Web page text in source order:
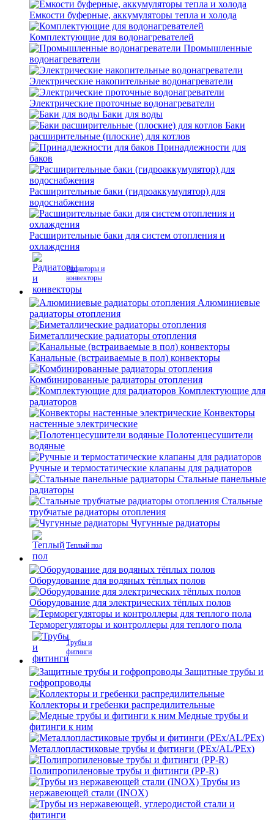
Емкости буферные, аккумуляторы тепла и холода
Комплектующие для водонагревателей
Промышленные
водонагреватели
Электрические накопительные водонагреватели
Электрические проточные водонагреватели
Баки для воды
Баки
расширительные (плоские) для котлов
Принадлежности для
баков
Расширительные баки (гидроаккумулятор) для
водоснабжения
Расширительные баки для систем отопления и
охлаждения
Радиаторы и
конвекторы
Алюминиевые
радиаторы отопления
Биметаллические радиаторы отопления
Канальные (встраиваемые в пол) конвекторы
Комбинированные радиаторы отопления
Комплектующие для
радиаторов
Конвекторы
настенные электрические
Полотенцесушители
водяные
Ручные и термостатические клапаны для радиаторов
Стальные панельные
радиаторы
Стальные
трубчатые радиаторы отопления
Чугунные радиаторы
Теплый пол
Оборудование для водяных тёплых полов
Оборудование для электрических тёплых полов
Терморегуляторы и контроллеры для теплого пола
Трубы и
фитинги
Защитные трубы и
гофропроводы
Коллекторы и гребенки распредилительные
Медные трубы и
фитинги к ним
Металлопластиковые трубы и фитинги (PEx/AL/PEx)
Полипропиленовые трубы и фитинги (PP-R)
Трубы из
нержавеющей стали (INOX)